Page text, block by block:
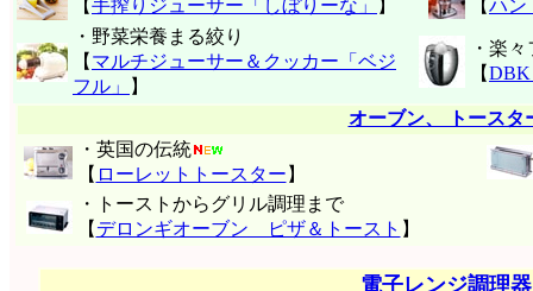
【手搾りジューサー「しぼりーな」 】
【ハン
・野菜栄養まる絞り
【 マルチジューサー＆クッカー「ベジ
フル」
】
・楽
【DBK
オーブン、 トースタ
・英国の伝統
【 ローレットトースター 】
・トーストからグリル調理まで
【 デロンギオーブン ピザ＆トースト 】
電子レンジ調理器